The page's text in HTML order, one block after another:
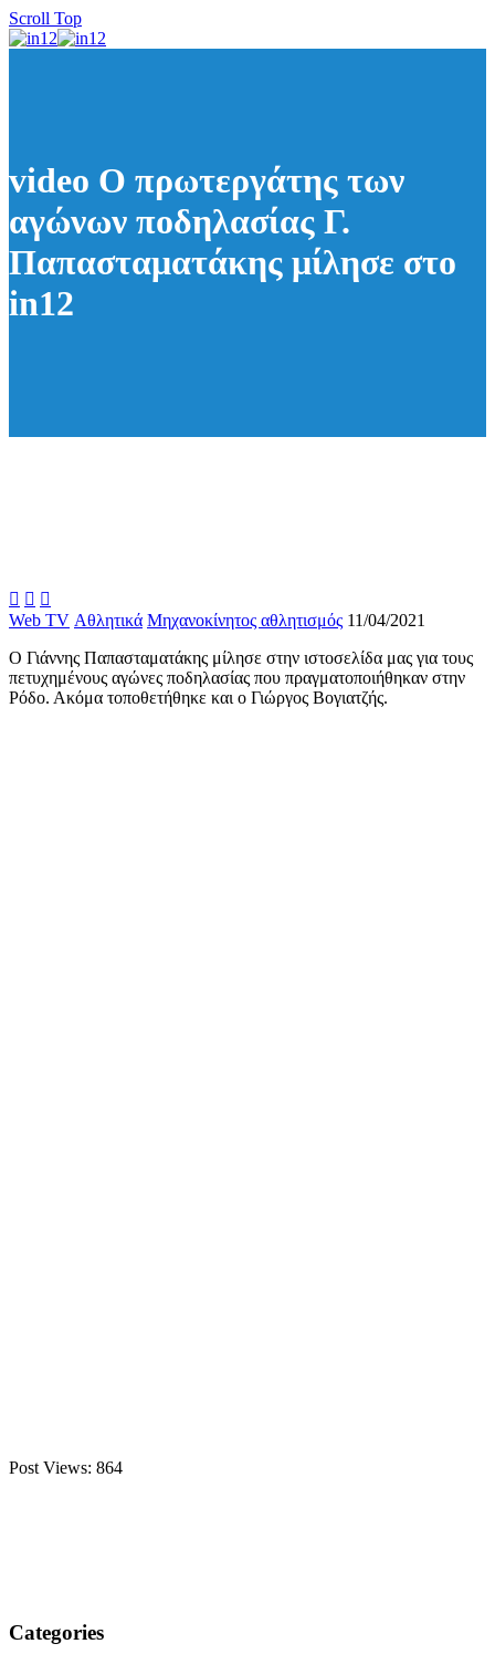
Scroll Top
video Ο πρωτεργάτης των
αγώνων ποδηλασίας Γ.
Παπασταματάκης μίλησε στο
in12
  
Web TV Αθλητικά Μηχανοκίνητος αθλητισμός 11/04/2021
Ο Γιάννης Παπασταματάκης μίλησε στην ιστοσελίδα μας για τους
πετυχημένους αγώνες ποδηλασίας που πραγματοποιήθηκαν στην
Ρόδο. Ακόμα τοποθετήθηκε και ο Γιώργος Βογιατζής.
Post Views: 864
Categories